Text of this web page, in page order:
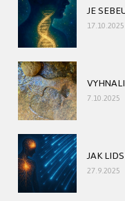
JE
17.10.2025
7.10.2025
JAK
27.9.2025